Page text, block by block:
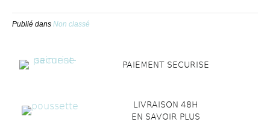
Publié dans Non classé
PAIEMENT SECURISE
LIVRAISON 48H
EN SAVOIR PLUS